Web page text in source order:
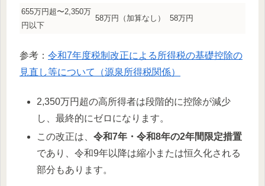
655万円超〜2,350万
円以下
58万円（加算なし） 58万円
参考： 令和7年度税制改正による所得税の基礎控除の
見直し等について（源泉所得税関係）
2,350万円超の高所得者は段階的に控除が減少
し、最終的にゼロになります。
この改正は、令和7年・令和8年の2年間限定措置
であり、令和9年以降は縮小または恒久化される
部分もあります。